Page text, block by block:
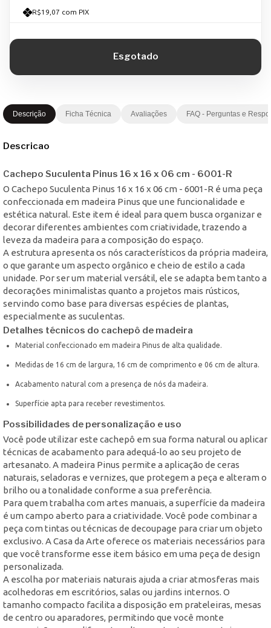
R$19,07 com PIX
Descrição Ficha Técnica Avaliações FAQ - Perguntas e
Descricao
Cachepo Suculenta Pinus 16 x 16 x 06 cm - 6001-R
O Cachepo Suculenta Pinus 16 x 16 x 06 cm - 6001-R é uma peça
confeccionada em madeira Pinus que une funcionalidade e
estética natural. Este item é ideal para quem busca organizar e
decorar diferentes ambientes com criatividade, trazendo a
leveza da madeira para a composição do espaço.
A estrutura apresenta os nós característicos da própria madeira,
o que garante um aspecto orgânico e cheio de estilo a cada
unidade. Por ser um material versátil, ele se adapta bem tanto a
decorações minimalistas quanto a projetos mais rústicos,
servindo como base para diversas espécies de plantas,
especialmente as suculentas.
Detalhes técnicos do cachepô de madeira
Material confeccionado em madeira Pinus de alta qualidade.
Medidas de 16 cm de largura, 16 cm de comprimento e 06 cm de altura.
Acabamento natural com a presença de nós da madeira.
Superfície apta para receber revestimentos.
Possibilidades de personalização e uso
Você pode utilizar este cachepô em sua forma natural ou aplicar
técnicas de acabamento para adequá-lo ao seu projeto de
artesanato. A madeira Pinus permite a aplicação de ceras
naturais, seladoras e vernizes, que protegem a peça e alteram o
brilho ou a tonalidade conforme a sua preferência.
Para quem trabalha com artes manuais, a superfície da madeira
é um campo aberto para a criatividade. Você pode combinar a
peça com tintas ou técnicas de decoupage para criar um objeto
exclusivo. A Casa da Arte oferece os materiais necessários para
que você transforme esse item básico em uma peça de design
personalizada.
A escolha por materiais naturais ajuda a criar atmosferas mais
acolhedoras em escritórios, salas ou jardins internos. O
tamanho compacto facilita a disposição em prateleiras, mesas
de centro ou aparadores, permitindo que você monte